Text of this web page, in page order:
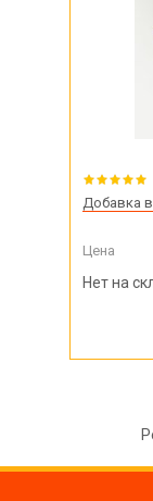
Добавка
Цена
Нет на